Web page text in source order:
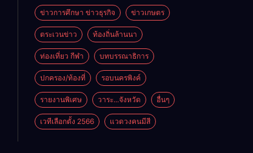
ข่าวการศึกษา ข่าวธุรกิจ ข่าวเกษตร
ตระเวนข่าว ท้องถิ่นล้านนา
ท่องเที่ยว กีฬา บทบรรณาธิการ
ปกครอง/ท้องที่ รอบนครพิงค์
รายงานพิเศษ วาระ...จังหวัด อื่นๆ
เวทีเลือกตั้ง 2566 แวดวงคนมีสี